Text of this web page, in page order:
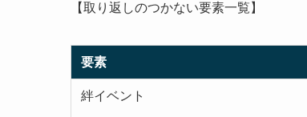
【取り返しのつかない要素一覧】
要素
絆イベント